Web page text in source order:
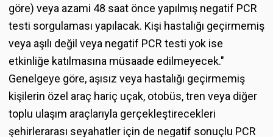
göre) veya azami 48 saat önce yapılmış negatif PCR
testi sorgulaması yapılacak. Kişi hastalığı geçirmemiş
veya aşılı değil veya negatif PCR testi yok ise
etkinliğe katılmasına müsaade edilmeyecek."
Genelgeye göre, aşısız veya hastalığı geçirmemiş
kişilerin özel araç hariç uçak, otobüs, tren veya diğer
toplu ulaşım araçlarıyla gerçekleştirecekleri
şehirlerarası seyahatler için de negatif sonuçlu PCR